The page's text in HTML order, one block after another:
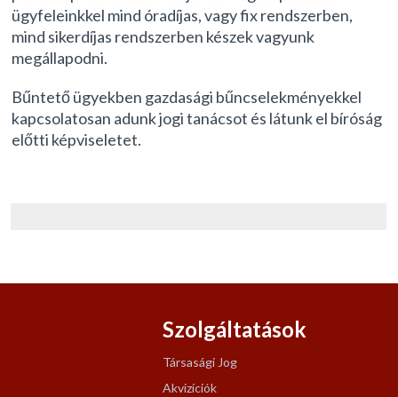
ügyfeleinkkel mind óradíjas, vagy fix rendszerben,
mind sikerdíjas rendszerben készek vagyunk
megállapodni.
Bűntető ügyekben gazdasági bűncselekményekkel
kapcsolatosan adunk jogi tanácsot és látunk el bíróság
előtti képviseletet.
Szolgáltatások
Társasági Jog
Akvizíciók